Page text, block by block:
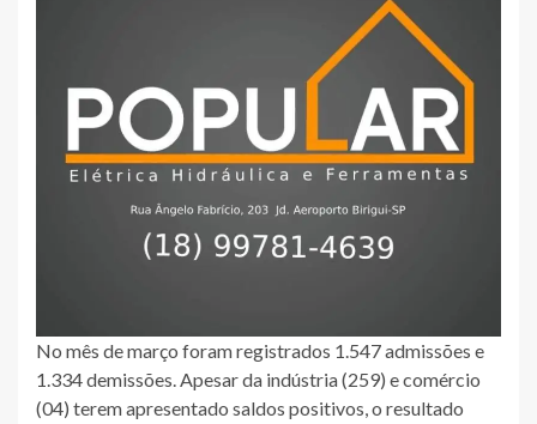
No mês de março foram registrados 1.547 admissões e
1.334 demissões. Apesar da indústria (259) e comércio
(04) terem apresentado saldos positivos, o resultado